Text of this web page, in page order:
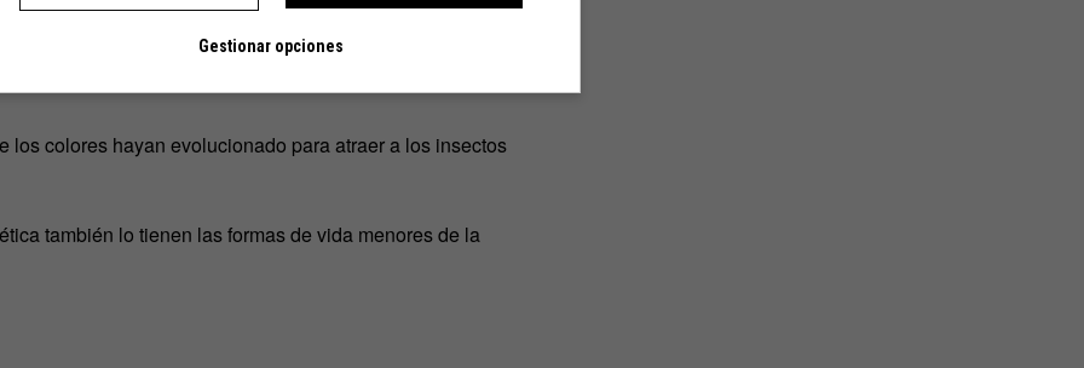
que capta la vista, sino que se puede ir más allá,
los colores hayan evolucionado para atraer a los insectos
también lo tienen las formas de vida menores de la
Gestionar opciones